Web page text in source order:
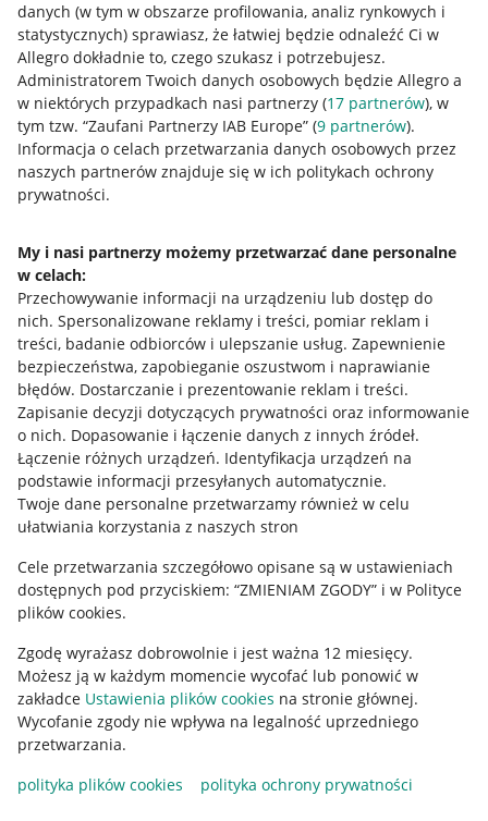
danych (w tym w obszarze profilowania, analiz rynkowych i
statystycznych) sprawiasz, że łatwiej będzie odnaleźć Ci w
Allegro dokładnie to, czego szukasz i potrzebujesz.
Administratorem Twoich danych osobowych będzie Allegro a
w niektórych przypadkach nasi partnerzy (17 partnerów), w
tym tzw. “Zaufani Partnerzy IAB Europe” (9 partnerów).
Informacja o celach przetwarzania danych osobowych przez
naszych partnerów znajduje się w ich politykach ochrony
prywatności.
My i nasi partnerzy możemy przetwarzać dane personalne
w celach:
Przechowywanie informacji na urządzeniu lub dostęp do
nich. Spersonalizowane reklamy i treści, pomiar reklam i
treści, badanie odbiorców i ulepszanie usług. Zapewnienie
bezpieczeństwa, zapobieganie oszustwom i naprawianie
błędów. Dostarczanie i prezentowanie reklam i treści.
Zapisanie decyzji dotyczących prywatności oraz informowanie
o nich. Dopasowanie i łączenie danych z innych źródeł.
Łączenie różnych urządzeń. Identyfikacja urządzeń na
podstawie informacji przesyłanych automatycznie.
Twoje dane personalne przetwarzamy również w celu
ułatwiania korzystania z naszych stron
Cele przetwarzania szczegółowo opisane są w ustawieniach
dostępnych pod przyciskiem: “ZMIENIAM ZGODY” i w Polityce
plików cookies.
Zgodę wyrażasz dobrowolnie i jest ważna 12 miesięcy.
Możesz ją w każdym momencie wycofać lub ponowić w
zakładce Ustawienia plików cookies na stronie głównej.
Wycofanie zgody nie wpływa na legalność uprzedniego
przetwarzania.
polityka plików cookies
polityka ochrony prywatności
Przydatne informacje
Jak to działa
Allegro Gadane dla sprzedających
Allegro Gadane dla kupujących
Mapa miejscowości
Informacje prawne
Regulamin
Polityka plików "cookies"
Ustawienia plików "cookies"
Udostępnianie lokalizacji
Informacje dla Aktu o Usługach Cyfrowych
Pobierz aplikację